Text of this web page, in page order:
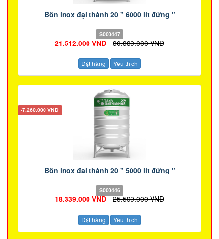
Bồn inox đại thành 20 " 6000 lít đứng "
S000447
21.512.000 VND 30.339.000 VND
Đặt hàng Yêu thích
-7.260.000 VND
Bồn inox đại thành 20 " 5000 lít đứng "
S000446
18.339.000 VND 25.599.000 VND
Đặt hàng Yêu thích